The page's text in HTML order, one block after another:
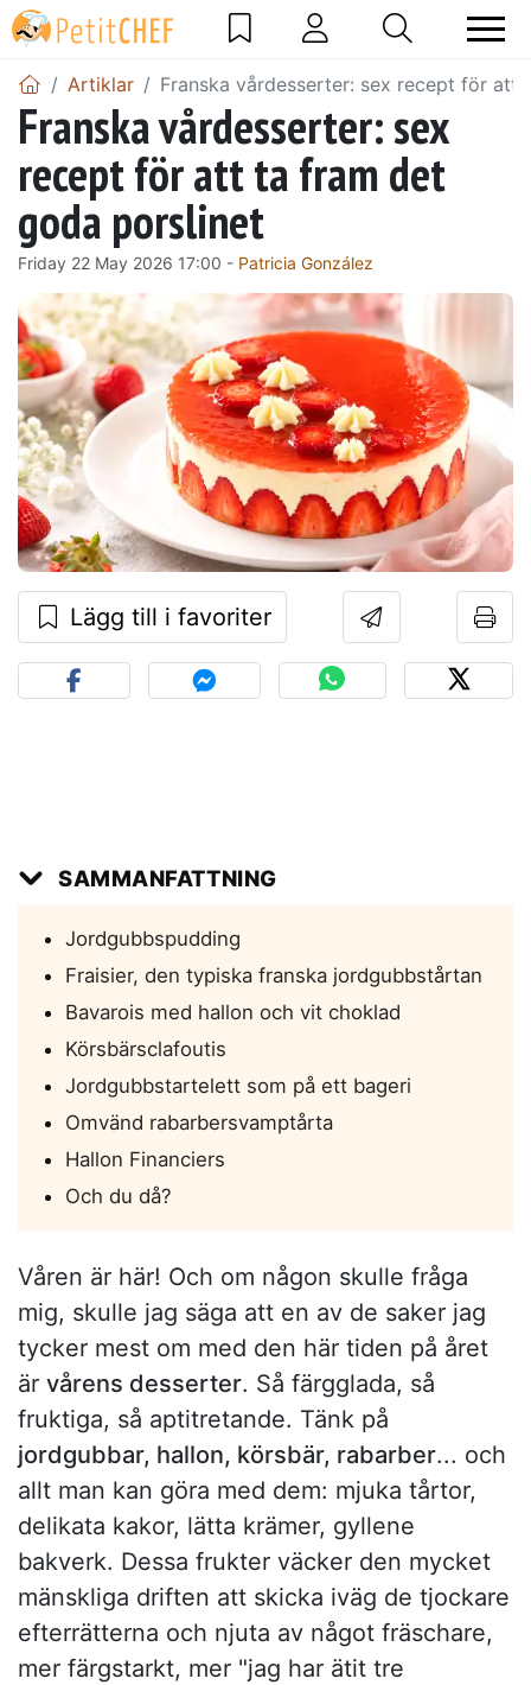
Artiklar Franska vårdesserter: sex recept för att
Franska vårdesserter: sex
recept för att ta fram det
goda porslinet
Friday 22 May 2026 17:00 - Patricia González
Lägg till i favoriter
SAMMANFATTNING
Jordgubbspudding
Fraisier, den typiska franska jordgubbstårtan
Bavarois med hallon och vit choklad
Körsbärsclafoutis
Jordgubbstartelett som på ett bageri
Omvänd rabarbersvamptårta
Hallon Financiers
Och du då?
Våren är här! Och om någon skulle fråga
mig, skulle jag säga att en av de saker jag
tycker mest om med den här tiden på året
är vårens desserter. Så färgglada, så
fruktiga, så aptitretande. Tänk på
jordgubbar, hallon, körsbär, rabarber... och
allt man kan göra med dem: mjuka tårtor,
delikata kakor, lätta krämer, gyllene
bakverk. Dessa frukter väcker den mycket
mänskliga driften att skicka iväg de tjockare
efterrätterna och njuta av något fräschare,
mer färgstarkt, mer "jag har ätit tre